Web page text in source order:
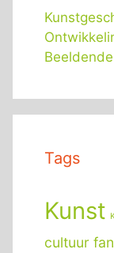
Tags
Kunst
cultuur